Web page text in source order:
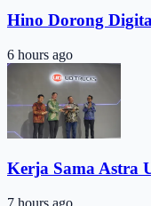
Hino Dorong
6 hours ago
Kerja Sama Astra
7 hours ago